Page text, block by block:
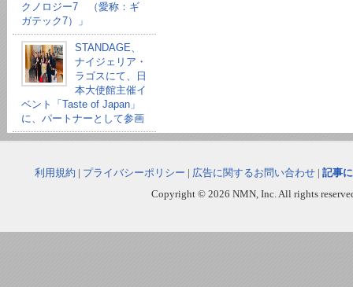
クノロジー7 （愛称：ギ
ガテック7）」
STANDAGE、
ナイジェリア・
ラゴスにて、日
本大使館主催イ
ベント「Taste of Japan」
に、パートナーとして参画
利用規約 | プライバシーポリシー | 広告に関するお問い合わせ | 記事
Copyright © 2026 NMN, Inc. All rights